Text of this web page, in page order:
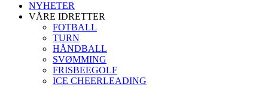
NYHETER
VÅRE IDRETTER
FOTBALL
TURN
HÅNDBALL
SVØMMING
FRISBEEGOLF
ICE CHEERLEADING